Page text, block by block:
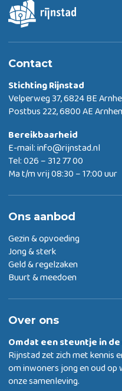
Contact
Stichting Rijnstad
Velperweg 37, 6824 BE
Postbus 222, 6800 AE
Bereikbaarheid
E-mail:info@rijnstad.nl
Tel: 026 – 312 77 00
Ma t/m vrij 08:30 – 17:00 uur
Ons aanbod
Gezin & opvoeding
Jong & sterk
Geld & regelzaken
Buurt & meedoen
Over ons
Omdat een steuntje in
Rijnstad zet zich met kennis
om inwoners jong en oud op
onze samenleving.